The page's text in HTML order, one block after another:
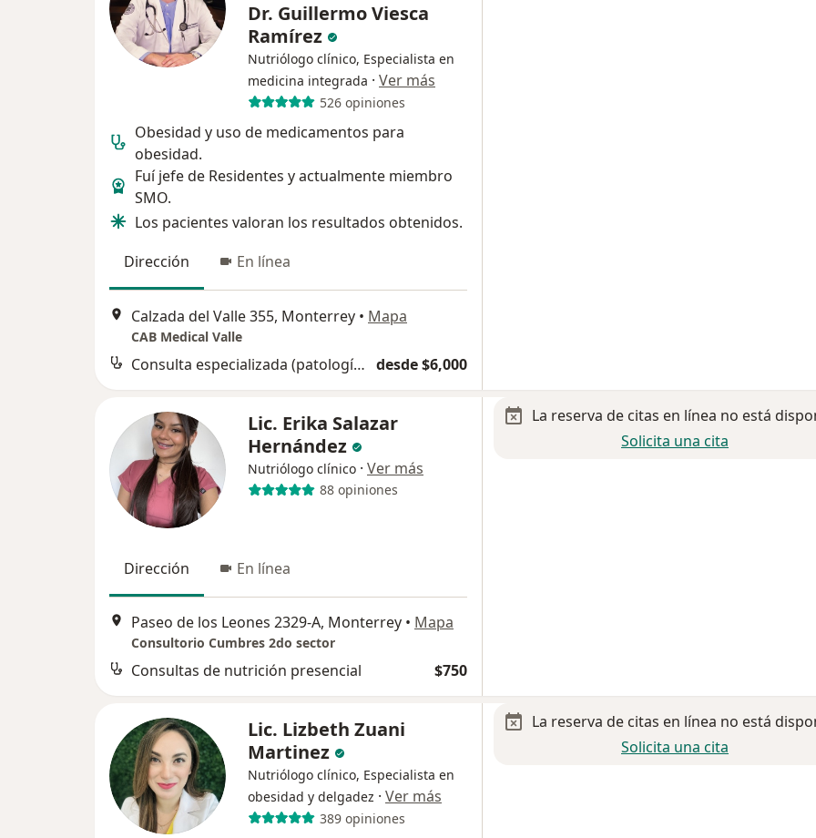
Dr. Guillermo Viesca
Ramírez
Nutriólogo clínico, Especialista en
medicina integrada · Ver más
526 opiniones
Obesidad y uso de medicamentos para
obesidad.
Fuí jefe de Residentes y actualmente miembro
SMO.
Los pacientes valoran los resultados obtenidos.
Dirección
En línea
Calzada del Valle 355, Monterrey • Mapa
CAB Medical Valle
Consulta especializada (patologías) desde $6,000
Lic. Erika Salazar
Hernández
Nutriólogo clínico · Ver más
88 opiniones
Dirección En línea
Paseo de los Leones 2329-A, Monterrey • Mapa
Consultorio Cumbres 2do sector
Consultas de nutrición presencial $750
La reserva de citas en línea no está
Solicita una cita
Lic. Lizbeth Zuani
Martinez
Nutriólogo clínico, Especialista en
obesidad y delgadez · Ver más
389 opiniones
La reserva de citas en línea no está
Solicita una cita